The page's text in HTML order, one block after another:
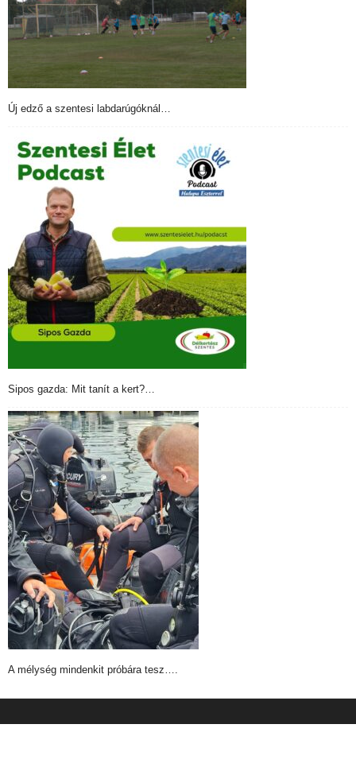
Új edző a szentesi labdarúgóknál…
Sipos gazda: Mit tanít a kert?…
A mélység mindenkit próbára tesz….